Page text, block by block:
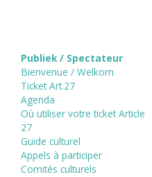
Publiek / Spectateur
Bienvenue / Welkom
Ticket Art.27
Agenda
Où utiliser votre ticket Article
27
Guide culturel
Appels à participer
Comités culturels